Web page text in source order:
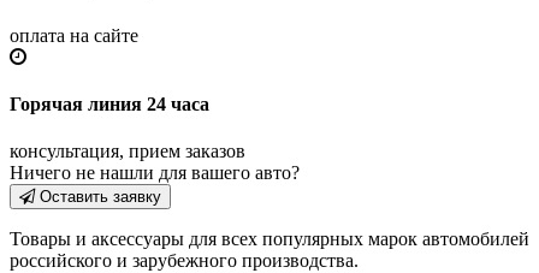
оплата на сайте
Горячая линия 24 часа
консультация, прием заказов
Ничего не нашли для вашего авто?
Оставить заявку
Товары и аксессуары для всех популярных марок автомобилей
российского и зарубежного производства.